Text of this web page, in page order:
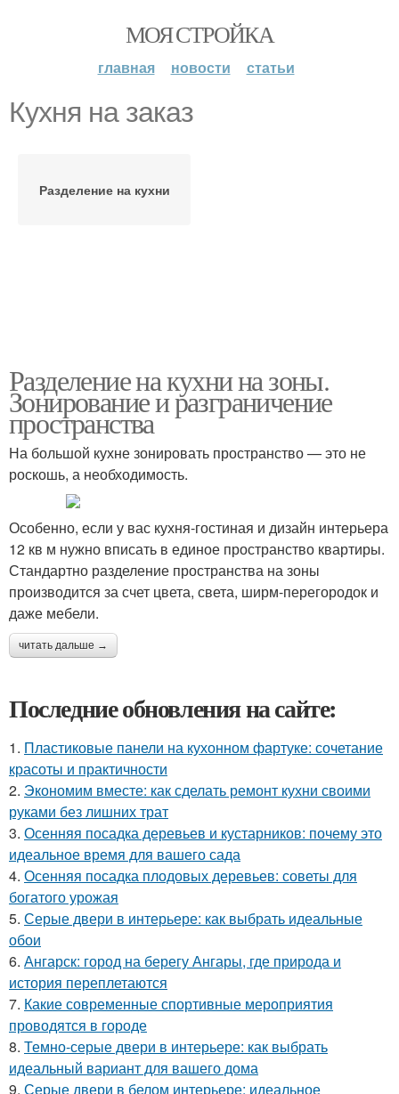
МОЯ СТРОЙКА
главная новости статьи
Кухня на заказ
Разделение на кухни
Разделение на кухни на зоны.
Зонирование и разграничение
пространства
На большой кухне зонировать пространство — это не
роскошь, а необходимость.
Особенно, если у вас кухня-гостиная и дизайн интерьера
12 кв м нужно вписать в единое пространство квартиры.
Стандартно разделение пространства на зоны
производится за счет цвета, света, ширм-перегородок и
даже мебели.
читать дальше →
Последние обновления на сайте:
1. Пластиковые панели на кухонном фартуке: сочетание
красоты и практичности
2. Экономим вместе: как сделать ремонт кухни своими
руками без лишних трат
3. Осенняя посадка деревьев и кустарников: почему это
идеальное время для вашего сада
4. Осенняя посадка плодовых деревьев: советы для
богатого урожая
5. Серые двери в интерьере: как выбрать идеальные
обои
6. Ангарск: город на берегу Ангары, где природа и
история переплетаются
7. Какие современные спортивные мероприятия
проводятся в городе
8. Темно-серые двери в интерьере: как выбрать
идеальный вариант для вашего дома
9. Серые двери в белом интерьере: идеальное